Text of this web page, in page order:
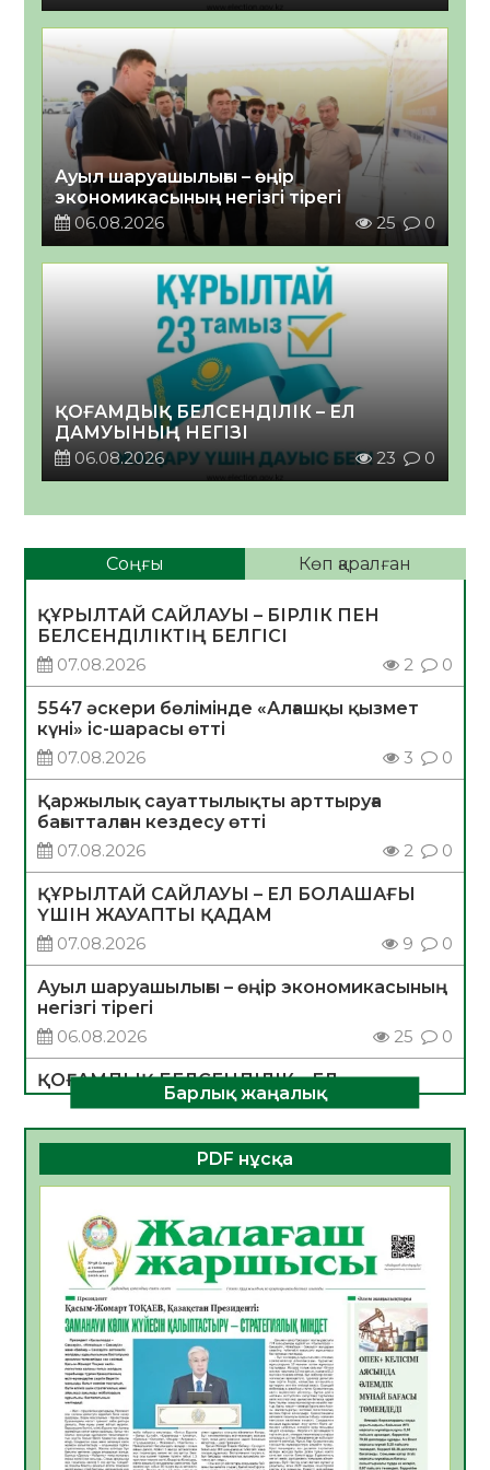
Ауыл шаруашылығы – өңір
экономикасының негізгі тірегі
06.08.2026
25 0
ҚОҒАМДЫҚ БЕЛСЕНДІЛІК – ЕЛ
ДАМУЫНЫҢ НЕГІЗІ
06.08.2026
23 0
Соңғы Көп қаралған
ҚҰРЫЛТАЙ САЙЛАУЫ – БІРЛІК ПЕН
БЕЛСЕНДІЛІКТІҢ БЕЛГІСІ
07.08.2026
2 0
5547 әскери бөлімінде «Алғашқы қызмет
күні» іс-шарасы өтті
07.08.2026
3 0
Қаржылық сауаттылықты арттыруға
бағытталған кездесу өтті
07.08.2026
2 0
ҚҰРЫЛТАЙ САЙЛАУЫ – ЕЛ БОЛАШАҒЫ
ҮШІН ЖАУАПТЫ ҚАДАМ
07.08.2026
9 0
Ауыл шаруашылығы – өңір экономикасының
негізгі тірегі
06.08.2026
25 0
ҚОҒАМДЫҚ БЕЛСЕНДІЛІК – ЕЛ
ДАМУЫНЫҢ НЕГІЗІ
06.08.2026
23 0
ҚҰРЫЛТАЙ САЙЛАУЫ – БОЛАШАҚҚА
БАСТАР ЖАУАПТЫ ТАҢДАУ
06.08.2026
Инфекциялық ауруларға қарсы иммундау
жұмыстарының тиімділігі
06.08.2026
27
Көкжөтел ауруы туралы
06.08.2026
24
АПВ вакцинасы туралы мәлімет
06.08.2026
25
Барлық жаңалық
PDF нұсқа